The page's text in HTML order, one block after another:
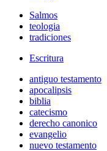
Salmos
teologia
tradiciones
Escritura
antiguo testamento
apocalipsis
biblia
catecismo
derecho canonico
evangelio
nuevo testamento